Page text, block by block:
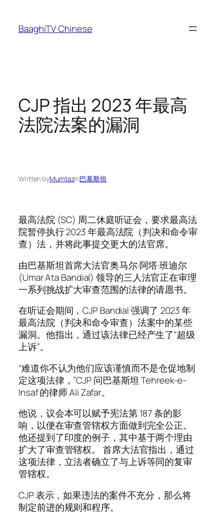
content
BaaghiTV Chinese
CJP 指出 2023 年最高
法院法案的漏洞
Written byMumtazin巴基斯坦
最高法院 (SC) 周二休庭听证会，要求最高法
院暂停执行 2023 年最高法院（判决和命令审
查）法，并将此事提交更大的法官席。
由巴基斯坦首席大法官奥马尔·阿塔·班迪尔
(Umar Ata Bandial) 领导的三人法官正在审理
一系列挑战扩大审查范围的法律的请愿书。
在听证会期间，CJP Bandial 强调了 2023 年
最高法院（判决和命令审查）法案中的某些
漏洞。他指出，通过该法律已经产生了“超级
上诉”。
“难道你不认为他们应该谨慎而不是仓促地制
定这项法律，”CJP 问巴基斯坦 Tehreek-e-
Insaf 的律师 Ali Zafar。
他说，议会本可以赋予宪法第 187 条的影
响，以便在审查管辖权方面做到完全公正。
他还提到了印度的例子，其中基于两个理由
扩大了审查管辖权。 首席大法官指出，通过
这项法律，立法者确立了与上诉等同的复审
管辖权。
CJP 表示，如果违法的案件不充分，那么将
制定前进的规则和程序。